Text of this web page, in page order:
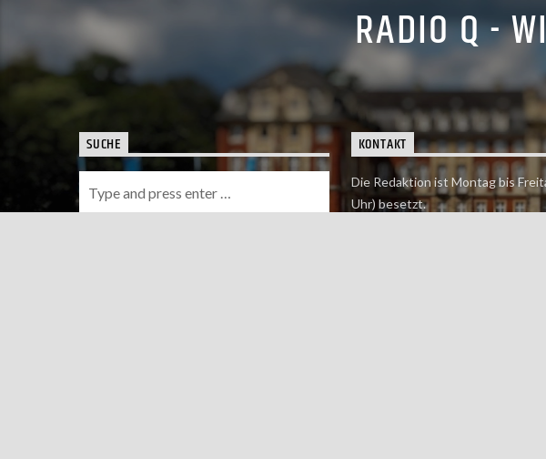
RADIO Q -
SUCHE KONTAKT
Die Redaktion ist Montag bis
Uhr) besetzt.